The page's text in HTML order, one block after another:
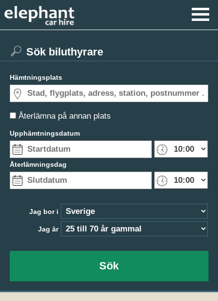
Återlämna på annan plats
Sök biluthyrare
Hämtningsplats
Upphämtningsdatum
Återlämningsdag
Jag bor i
Jag är
Sök